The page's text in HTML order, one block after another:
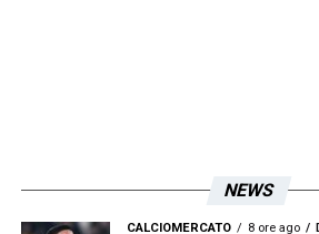
NEWS
CALCIOMERCATO 8 ore ago